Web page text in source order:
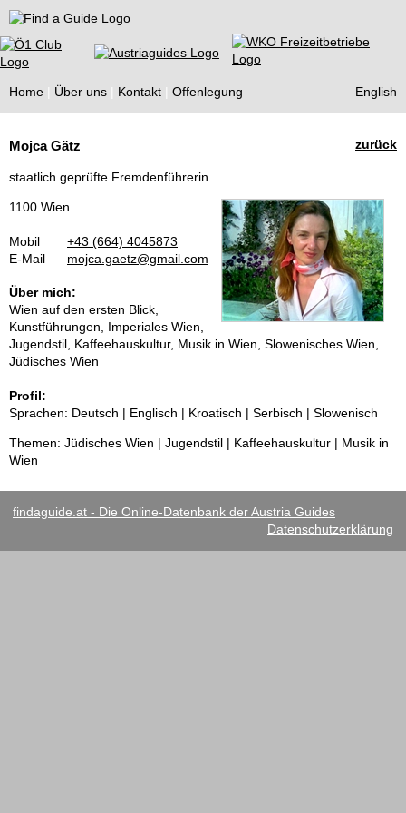
Find a Guide
Home Über uns Kontakt Offenlegung English
Guides
zurück
Mojca Gätz
staatlich geprüfte Fremdenführerin
1100 Wien
Mobil
+43 (664) 4045873
E-Mail
mojca.gaetz@gmail.com
Über mich:
Wien auf den ersten Blick,
Kunstführungen, Imperiales Wien,
Jugendstil, Kaffeehauskultur, Musik in Wien, Slowenisches Wien,
Jüdisches Wien
Profil:
Sprachen: Deutsch | Englisch | Kroatisch | Serbisch | Slowenisch
Themen: Jüdisches Wien | Jugendstil | Kaffeehauskultur | Musik in
Wien
findaguide.at - Die Online-Datenbank der Austria Guides
Datenschutzerklärung